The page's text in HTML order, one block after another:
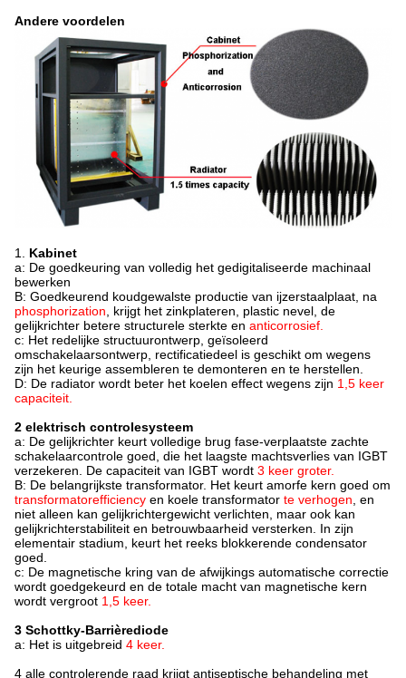
Andere voordelen
1. Kabinet
a: De goedkeuring van volledig het gedigitaliseerde machinaal
bewerken
B: Goedkeurend koudgewalste productie van ijzerstaalplaat, na
phosphorization , krijgt het zinkplateren, plastic nevel, de
gelijkrichter betere structurele sterkte en anticorrosief.
c: Het redelijke structuurontwerp, geïsoleerd
omschakelaarsontwerp, rectificatiedeel is geschikt om wegens
zijn het keurige assembleren te demonteren en te herstellen.
D: De radiator wordt beter het koelen effect wegens zijn 1,5 keer
capaciteit.
2 elektrisch controlesysteem
a: De gelijkrichter keurt volledige brug fase-verplaatste zachte
schakelaarcontrole goed, die het laagste machtsverlies van IGBT
verzekeren. De capaciteit van IGBT wordt 3 keer groter.
B: De belangrijkste transformator. Het keurt amorfe kern goed om
transformatorefficiency en koele transformator te verhogen , en
niet alleen kan gelijkrichtergewicht verlichten, maar ook kan
gelijkrichterstabiliteit en betrouwbaarheid versterken. In zijn
elementair stadium, keurt het reeks blokkerende condensator
goed.
c: De magnetische kring van de afwijkings automatische correctie
wordt goedgekeurd en de totale macht van magnetische kern
wordt vergroot 1,5 keer.
3 Schottky-Barrièrediode
a: Het is uitgebreid 4 keer.
4 alle controlerende raad krijgt antiseptische behandeling met